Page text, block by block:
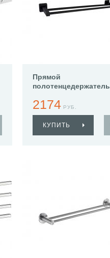
Прямой
полотенцедержатель
2174 РУБ.
КУПИТЬ